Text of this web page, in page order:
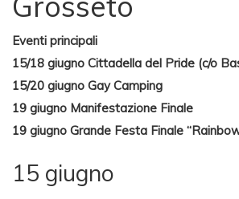
Eventi principali
15/18 giugno Cittadella del Pride (c/o
15/20 giugno Gay Camping
19 giugno Manifestazione Finale
19 giugno Grande Festa Finale
15 giugno